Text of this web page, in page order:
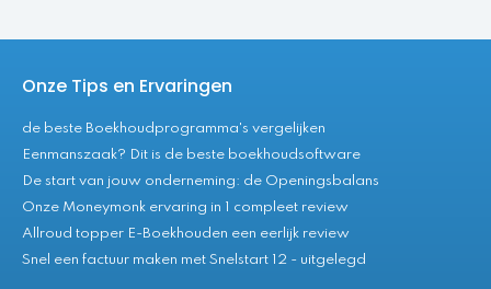
Onze Tips en Ervaringen
de beste Boekhoudprogramma's vergelijken
Eenmanszaak? Dit is de beste boekhoudsoftware
De start van jouw onderneming: de Openingsbalans
Onze Moneymonk ervaring in 1 compleet review
Allroud topper E-Boekhouden een eerlijk review
Snel een factuur maken met Snelstart 12 - uitgelegd